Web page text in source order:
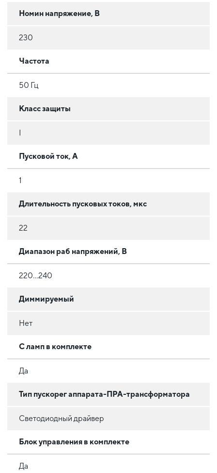
Номин напряжение, В
230
Частота
50 Гц
Класс защиты
I
Пусковой ток, А
1
Длительность пусковых токов, мкс
22
Диапазон раб напряжений, В
220...240
Диммируемый
Нет
С ламп в комплекте
Да
Тип пускорег аппарата-ПРА-трансформатора
Светодиодный драйвер
Блок управления в комплекте
Да